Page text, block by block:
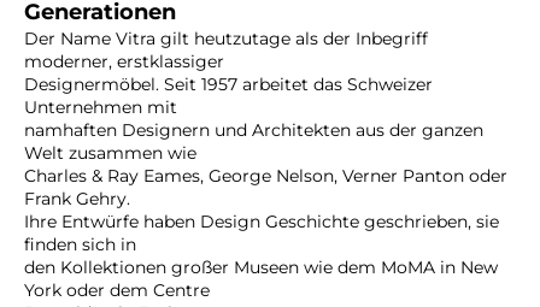
Generationen
Der Name Vitra gilt heutzutage als der Inbegriff
moderner, erstklassiger
Designermöbel. Seit 1957 arbeitet das Schweizer
Unternehmen mit
namhaften Designern und Architekten aus der ganzen
Welt zusammen wie
Charles & Ray Eames, George Nelson, Verner Panton oder
Frank Gehry.
Ihre Entwürfe haben Design Geschichte geschrieben, sie
finden sich in
den Kollektionen großer Museen wie dem MoMA in New
York oder dem Centre